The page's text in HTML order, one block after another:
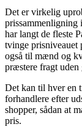
Det er virkelig
prissammenligning
har langt de fleste
tvinge prisniveauet
også til mænd og
præstere fragt uden
Det kan til hver en
forhandlere efter
shopper, sådan at
pris.